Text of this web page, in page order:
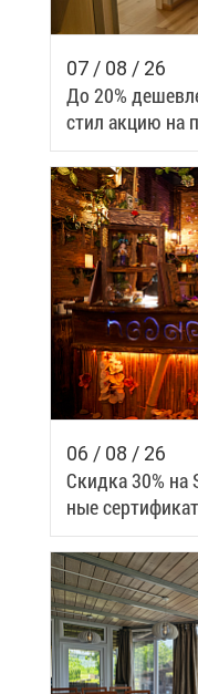
07 / 08 / 26
До 20%
стил ак­цию на
06 / 08 / 26
Скид­ка 30%
ные
Samui